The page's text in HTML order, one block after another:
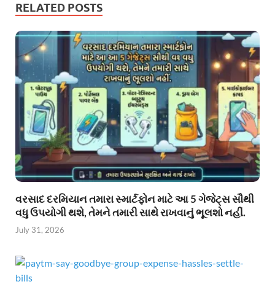
RELATED POSTS
વરસાદ દરમિયાન તમારા સ્માર્ટફોન માટે આ 5 ગેજેટ્સ સૌથી
વધુ ઉપયોગી થશે, તેમને તમારી સાથે રાખવાનું ભૂલશો નહીં.
July 31, 2026